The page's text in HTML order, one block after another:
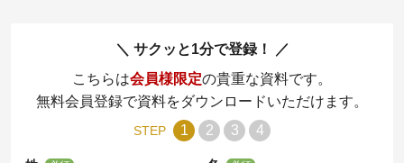
サクッと1分で登録！
こちらは会員様限定の貴重な資料です。
無料会員登録で資料をダウンロードいただけます。
STEP 1 2 3 4